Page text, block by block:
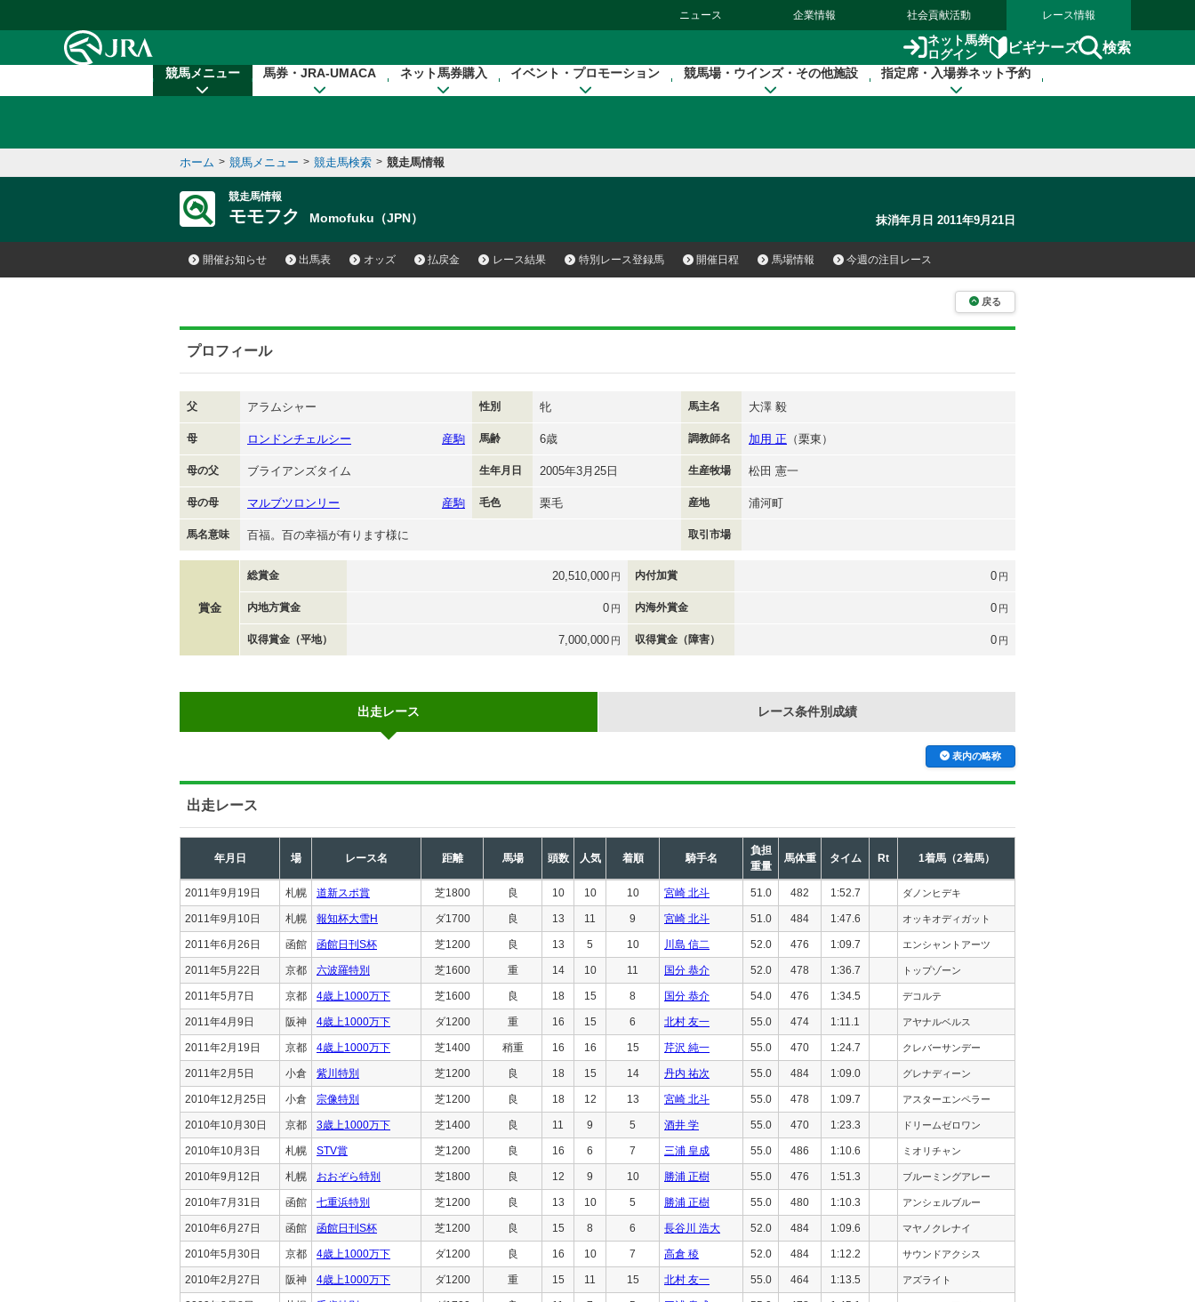
ニュース 企業情報 社会貢献活動 レース情報
ネット馬券
ログイン
ビギナーズ 検索
競馬メニュー 馬券・JRA-UMACA ネット馬券購入 イベント・プロモーション 競馬場・ウインズ・その他施設 指定席・入場券ネット予約
ホーム > 競馬メニュー > 競走馬検索 > 競走馬情報
競走馬情報
モモフク Momofuku（JPN） 抹消年月日 2011年9月21日
開催お知らせ 出馬表 オッズ 払戻金 レース結果 特別レース登録馬 開催日程 馬場情報 今週の注目レース
戻る
プロフィール
父 アラムシャー 性別 牝 馬主名 大澤 毅
母 ロンドンチェルシー 産駒 馬齢 6歳 調教師名 加用 正 （栗東）
母の父 ブライアンズタイム 生年月日 2005年3月25日 生産牧場 松田 憲一
母の母 マルブツロンリー 産駒 毛色 栗毛 産地 浦河町
馬名意味 百福。百の幸福が有ります様に 取引市場
賞金
総賞金 20,510,000 円 内付加賞 0 円
内地方賞金 0 円 内海外賞金 0 円
収得賞金（平地） 7,000,000 円 収得賞金（障害） 0 円
出走レース レース条件別成績
表内の略称
出走レース
年月日 場 レース名 距離 馬場 頭数 人気 着順 騎手名
負担
重量
馬体重 タイム Rt 1着馬（2着馬）
2011年9月19日 札幌 道新スポ賞 芝1800 良 10 10 10 宮崎 北斗 51.0 482 1:52.7 ダノンヒデキ
2011年9月10日 札幌 報知杯大雪H ダ1700 良 13 11 9 宮崎 北斗 51.0 484 1:47.6 オッキオディガット
2011年6月26日 函館 函館日刊S杯 芝1200 良 13 5 10 川島 信二 52.0 476 1:09.7 エンシャントアーツ
2011年5月22日 京都 六波羅特別 芝1600 重 14 10 11 国分 恭介 52.0 478 1:36.7 トップゾーン
2011年5月7日 京都 4歳上1000万下 芝1600 良 18 15 8 国分 恭介 54.0 476 1:34.5 デコルテ
2011年4月9日 阪神 4歳上1000万下 ダ1200 重 16 15 6 北村 友一 55.0 474 1:11.1 アヤナルベルス
2011年2月19日 京都 4歳上1000万下 芝1400 稍重 16 16 15 芹沢 純一 55.0 470 1:24.7 クレバーサンデー
2011年2月5日 小倉 紫川特別 芝1200 良 18 15 14 丹内 祐次 55.0 484 1:09.0 グレナディーン
2010年12月25日 小倉 宗像特別 芝1200 良 18 12 13 宮崎 北斗 55.0 478 1:09.7 アスターエンペラー
2010年10月30日 京都 3歳上1000万下 芝1400 良 11 9 5 酒井 学 55.0 470 1:23.3 ドリームゼロワン
2010年10月3日 札幌 STV賞 芝1200 良 16 6 7 三浦 皇成 55.0 486 1:10.6 ミオリチャン
2010年9月12日 札幌 おおぞら特別 芝1800 良 12 9 10 勝浦 正樹 55.0 476 1:51.3 ブルーミングアレー
2010年7月31日 函館 七重浜特別 芝1200 良 13 10 5 勝浦 正樹 55.0 480 1:10.3 アンシェルブルー
2010年6月27日 函館 函館日刊S杯 芝1200 良 15 8 6 長谷川 浩大 52.0 484 1:09.6 マヤノクレナイ
2010年5月30日 京都 4歳上1000万下 ダ1200 良 16 10 7 高倉 稜 52.0 484 1:12.2 サウンドアクシス
2010年2月27日 阪神 4歳上1000万下 ダ1200 重 15 11 15 北村 友一 55.0 464 1:13.5 アズライト